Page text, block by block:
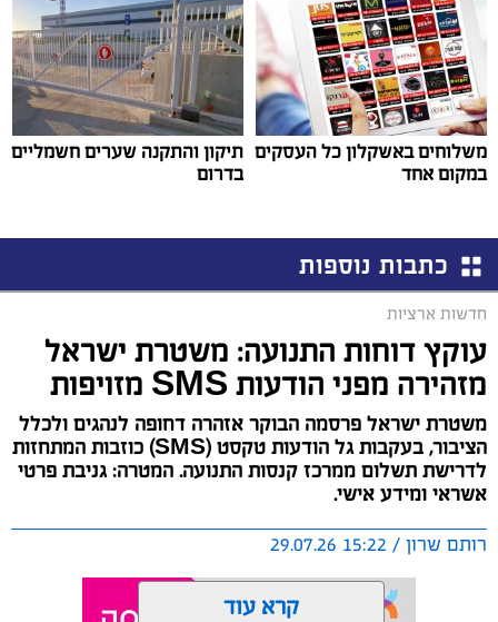
משלוחים באשקלון כל העסקים
במקום אחד
תיקון והתקנה שערים חשמליים
בדרום
כתבות נוספות
חדשות ארציות
עוקץ דוחות התנועה: משטרת ישראל
מזהירה מפני הודעות SMS מזויפות
משטרת ישראל פרסמה הבוקר אזהרה דחופה לנהגים ולכלל
הציבור, בעקבות גל הודעות טקסט (SMS) כוזבות המתחזות
לדרישת תשלום ממרכז קנסות התנועה. המטרה: גניבת פרטי
אשראי ומידע אישי.
רותם שרון / 15:22 29.07.26
קרא עוד